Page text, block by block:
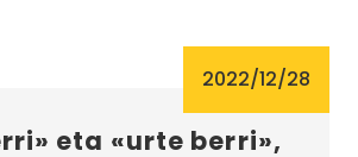
2022/12/28
eta «urte berri»,